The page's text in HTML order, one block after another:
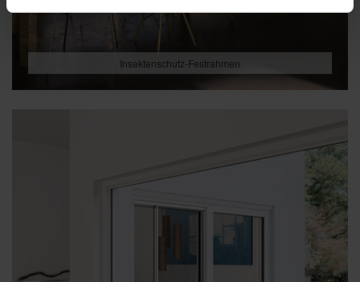
Insektenschutz-Festrahmen